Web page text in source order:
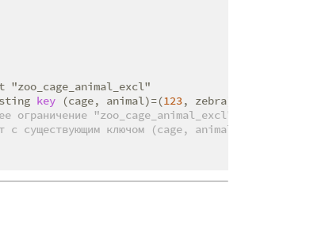
key (cage, animal)=(123
ограничение "zoo_cage_animal_excl"
существующим ключом (cage, animal)=(123,